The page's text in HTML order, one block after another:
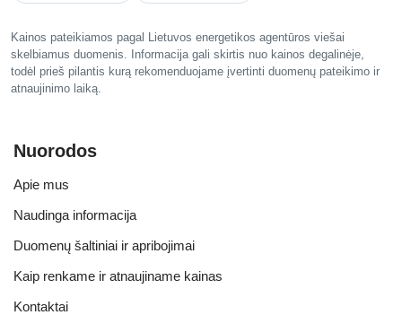
Kainos pateikiamos pagal Lietuvos energetikos agentūros viešai
skelbiamus duomenis. Informacija gali skirtis nuo kainos degalinėje,
todėl prieš pilantis kurą rekomenduojame įvertinti duomenų pateikimo ir
atnaujinimo laiką.
Nuorodos
Apie mus
Naudinga informacija
Duomenų šaltiniai ir apribojimai
Kaip renkame ir atnaujiname kainas
Kontaktai